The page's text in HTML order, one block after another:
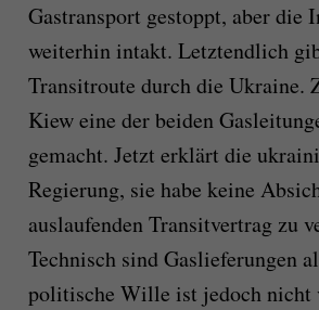
Gastransport gestoppt, aber die
weiterhin intakt. Letztendlich
Transitroute durch die Ukraine.
Kiew eine der beiden
gemacht. Jetzt erklärt die
Regierung, sie habe keine
auslaufenden Transitvertrag zu
Technisch sind Gaslieferungen
politische Wille ist jedoch nicht